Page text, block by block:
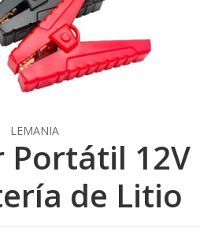
LEMANIA
Portátil 12V
de Litio